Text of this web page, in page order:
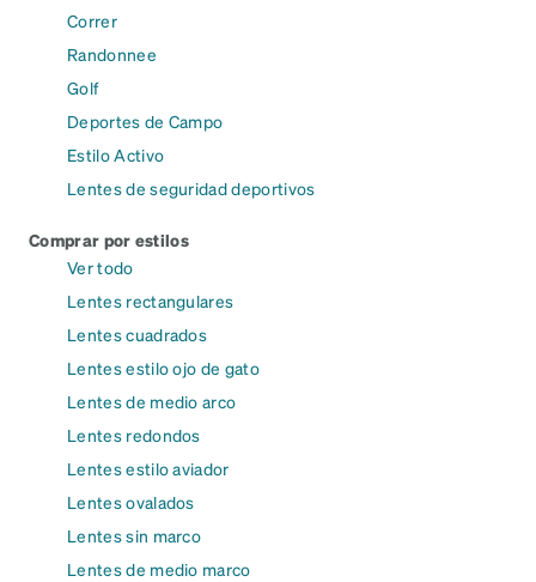
Correr
Randonnee
Golf
Deportes de Campo
Estilo Activo
Lentes de seguridad deportivos
Comprar por estilos
Ver todo
Lentes rectangulares
Lentes cuadrados
Lentes estilo ojo de gato
Lentes de medio arco
Lentes redondos
Lentes estilo aviador
Lentes ovalados
Lentes sin marco
Lentes de medio marco